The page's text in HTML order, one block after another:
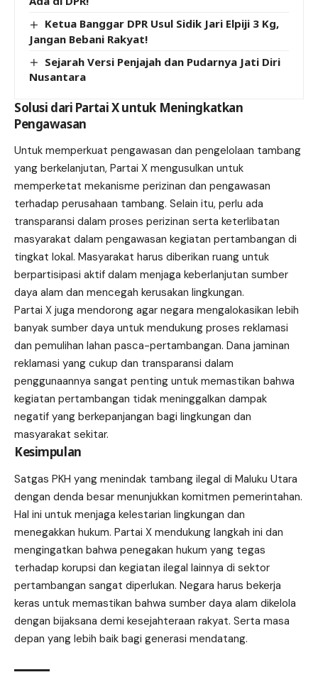
Ketua Banggar DPR Usul Sidik Jari Elpiji 3 Kg,
Jangan Bebani Rakyat!
Sejarah Versi Penjajah dan Pudarnya Jati Diri
Nusantara
Solusi dari Partai X untuk Meningkatkan
Pengawasan
Untuk memperkuat pengawasan dan pengelolaan tambang
yang berkelanjutan, Partai X mengusulkan untuk
memperketat mekanisme perizinan dan pengawasan
terhadap perusahaan tambang. Selain itu, perlu ada
transparansi dalam proses perizinan serta keterlibatan
masyarakat dalam pengawasan kegiatan pertambangan di
tingkat lokal. Masyarakat harus diberikan ruang untuk
berpartisipasi aktif dalam menjaga keberlanjutan sumber
daya alam dan mencegah kerusakan lingkungan.
Partai X juga mendorong agar negara mengalokasikan lebih
banyak sumber daya untuk mendukung proses reklamasi
dan pemulihan lahan pasca-pertambangan. Dana jaminan
reklamasi yang cukup dan transparansi dalam
penggunaannya sangat penting untuk memastikan bahwa
kegiatan pertambangan tidak meninggalkan dampak
negatif yang berkepanjangan bagi lingkungan dan
masyarakat sekitar.
Kesimpulan
Satgas PKH yang menindak tambang ilegal di Maluku Utara
dengan denda besar menunjukkan komitmen pemerintahan.
Hal ini untuk menjaga kelestarian lingkungan dan
menegakkan hukum. Partai X mendukung langkah ini dan
mengingatkan bahwa penegakan hukum yang tegas
terhadap korupsi dan kegiatan ilegal lainnya di sektor
pertambangan sangat diperlukan. Negara harus bekerja
keras untuk memastikan bahwa sumber daya alam dikelola
dengan bijaksana demi kesejahteraan rakyat. Serta masa
depan yang lebih baik bagi generasi mendatang.